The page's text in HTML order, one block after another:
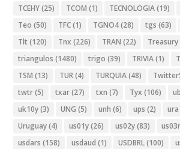
TCEHY(25) TCOM (1) TECNOLOGIA(19)
Teo (50) TFC(1) TGNO4(28) tgs (63)
Tlt (120) Tnx (226) TRAN (22) Treasury
triangulos (1480) trigo (39) TRIVIA(1)
TSM (13) TUR(4) TURQUIA(48)
twtr(5) txar(27) txn (7) Tyx (106)
uk10y(3) UNG (5) unh (6) ups (2) ura
Uruguay(4) us01y(26) us02y(83)
usdars (158) usdaud (1) USDBRL(100)